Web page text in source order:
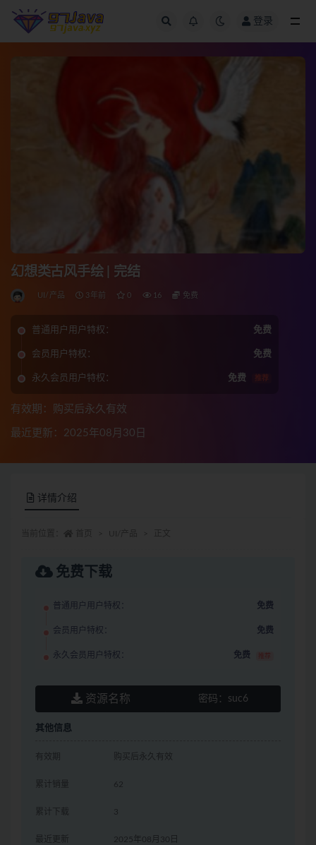
登录
幻想类古风手绘 | 完结
UI/产品 3年前 0 16 免费
普通用户用户特权： 免费
会员用户特权： 免费
永久会员用户特权： 免费 推荐
有效期：购买后永久有效
最近更新：2025年08月30日
详情介绍
免费下载
普通用户用户特权： 免费
会员用户特权： 免费
永久会员用户特权： 免费 推荐
资源名称 密码： suc6
其他信息
有效期 购买后永久有效
累计销量 62
累计下载 3
最近更新 2025年08月30日